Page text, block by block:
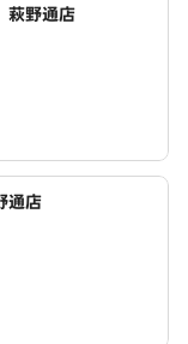
野通店
通店